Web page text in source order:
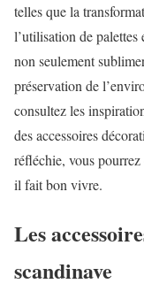
telles que la
l’utilisation de palettes
non seulement
préservation de
consultez les
des accessoires
réfléchie, vous
il fait bon vivre.
Les
scandinave